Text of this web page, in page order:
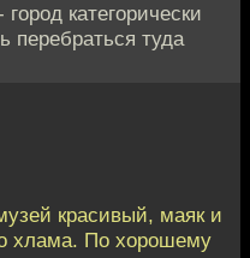
категорически
перебраться туда
красивый, маяк и
хлама. По хорошему